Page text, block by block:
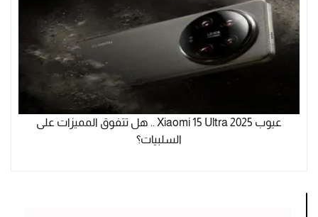
عيوب Xiaomi 15 Ultra 2025 .. هل تتفوق المميزات على
السلبيات؟